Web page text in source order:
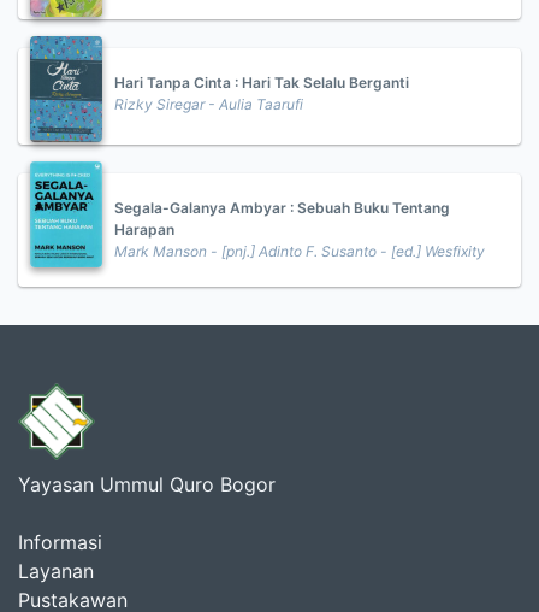
Hari Tanpa Cinta : Hari Tak Selalu Berganti
Rizky Siregar - Aulia Taarufi
Segala-Galanya Ambyar : Sebuah Buku Tentang
Harapan
Mark Manson - [pnj.] Adinto F. Susanto - [ed.] Wesfixity
Yayasan Ummul Quro Bogor
Informasi
Layanan
Pustakawan